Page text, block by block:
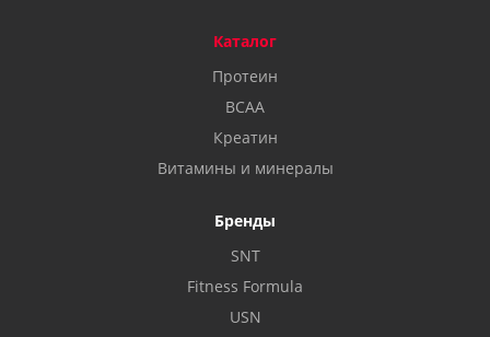
Каталог
Протеин
BCAA
Креатин
Витамины и минералы
Бренды
SNT
Fitness Formula
USN